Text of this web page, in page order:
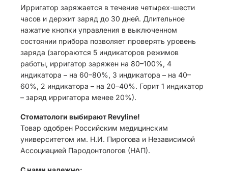
Ирригатор заряжается в течение четырех-шести
часов и держит заряд до 30 дней. Длительное
нажатие кнопки управления в выключенном
состоянии прибора позволяет проверять уровень
заряда (загораются 5 индикаторов режимов
работы, ирригатор заряжен на 80–100%, 4
индикатора – на 60–80%, 3 индикатора – на 40–
60%, 2 индикатора – на 20–40%. Горит 1 индикатор
– заряд ирригатора менее 20%).
Стоматологи выбирают Revyline!
Товар одобрен Российским медицинским
университетом им. Н.И. Пирогова и Независимой
Ассоциацией Пародонтологов (НАП).